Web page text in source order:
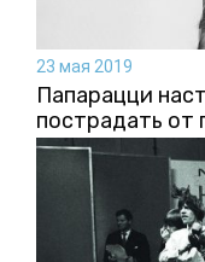
23 мая 2019
Папарацци
пострадать от